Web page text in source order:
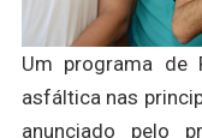
Um programa de
asfáltica nas
anunciado pelo